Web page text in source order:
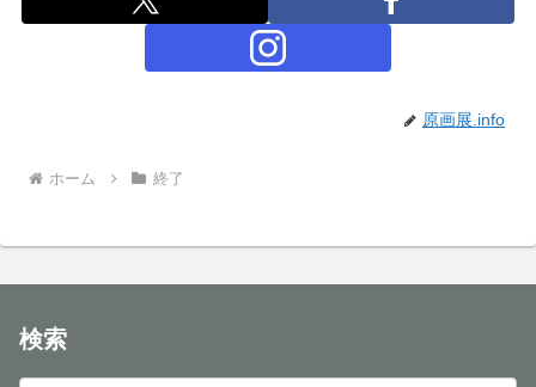
原画展.info
ホーム 終了
検索